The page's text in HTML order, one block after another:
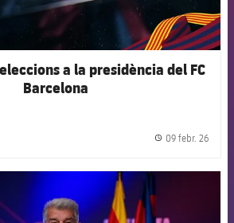
a la presidència del FC
Barcelona
09 febr. 26
FCB Barcelona badge